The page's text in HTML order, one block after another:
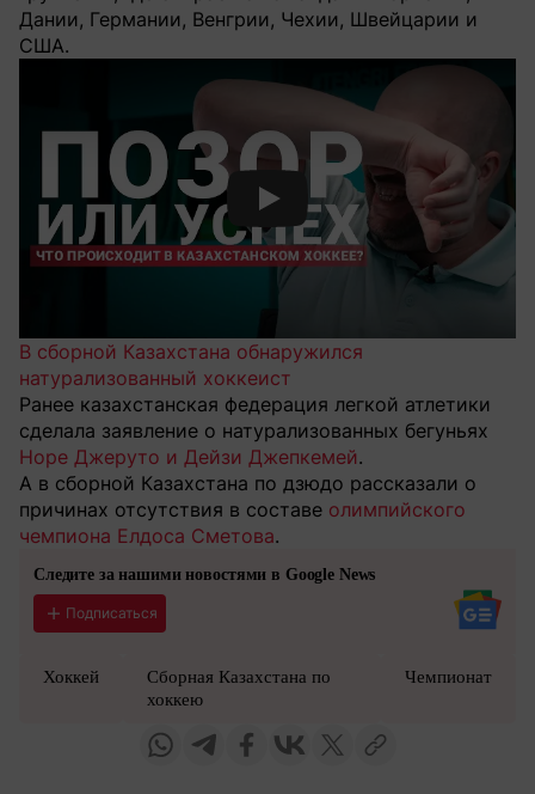
Дании, Германии, Венгрии, Чехии, Швейцарии и
США.
Смотреть видео YouTube
В сборной Казахстана обнаружился
натурализованный хоккеист
Ранее казахстанская федерация легкой атлетики
сделала заявление о натурализованных бегуньях
Норе Джеруто и Дейзи Джепкемей.
А в сборной Казахстана по дзюдо рассказали о
причинах отсутствия в составе олимпийского
чемпиона Елдоса Сметова.
Следите за нашими новостями в Google News
Подписаться
Хоккей
Сборная Казахстана по
хоккею
Чемпионат